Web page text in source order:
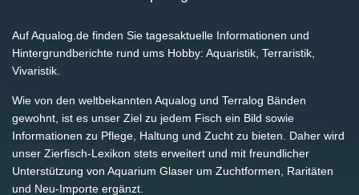
Auf Aqualog.de finden Sie tagesaktuelle Informationen und
Hintergrundberichte rund ums Hobby: Aquaristik, Terraristik,
Vivaristik.
Wie von den weltbekannten Aqualog und Terralog Bänden
gewohnt, ist es unser Ziel zu jedem Fisch ein Bild sowie
Informationen zu Pflege, Haltung und Zucht zu bieten. Daher wird
unser Zierfisch-Lexikon stets erweitert und mit freundlicher
Unterstützung von Aquarium Glaser um Zuchtformen, Raritäten
und Neu-Importe ergänzt.